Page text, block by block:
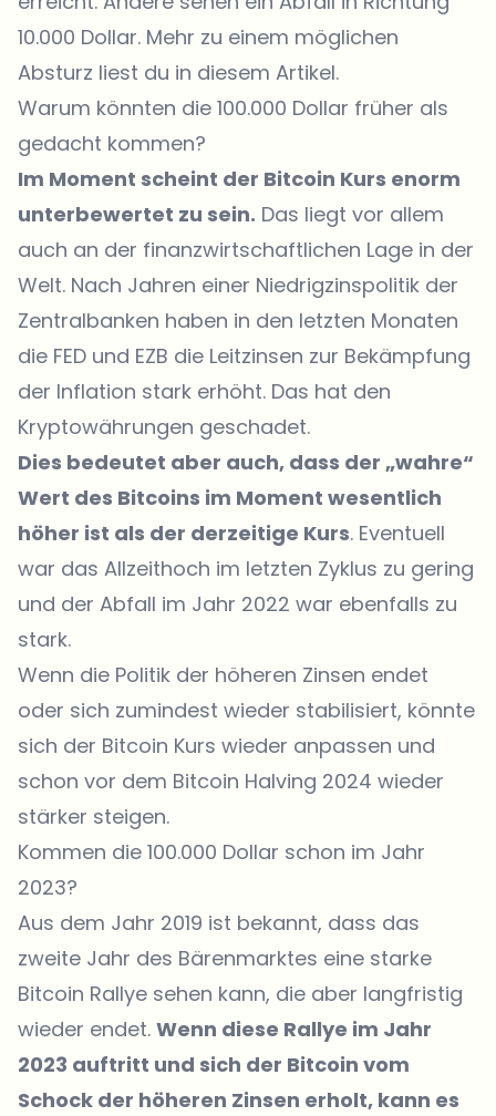
10.000 Dollar. Mehr zu einem möglichen
Absturz liest du in diesem Artikel.
Warum könnten die 100.000 Dollar früher als
gedacht kommen?
Im Moment scheint der Bitcoin Kurs enorm
unterbewertet zu sein. Das liegt vor allem
auch an der finanzwirtschaftlichen Lage in der
Welt. Nach Jahren einer Niedrigzinspolitik der
Zentralbanken haben in den letzten Monaten
die FED und EZB die Leitzinsen zur Bekämpfung
der Inflation stark erhöht. Das hat den
Kryptowährungen geschadet.
Dies bedeutet aber auch, dass der „wahre“
Wert des Bitcoins im Moment wesentlich
höher ist als der derzeitige Kurs. Eventuell
war das Allzeithoch im letzten Zyklus zu gering
und der Abfall im Jahr 2022 war ebenfalls zu
stark.
Wenn die Politik der höheren Zinsen endet
oder sich zumindest wieder stabilisiert, könnte
sich der Bitcoin Kurs wieder anpassen und
schon vor dem Bitcoin Halving 2024 wieder
stärker steigen.
Kommen die 100.000 Dollar schon im Jahr
2023?
Aus dem Jahr 2019 ist bekannt, dass das
zweite Jahr des Bärenmarktes eine starke
Bitcoin Rallye sehen kann, die aber langfristig
wieder endet. Wenn diese Rallye im Jahr
2023 auftritt und sich der Bitcoin vom
Schock der höheren Zinsen erholt, kann es